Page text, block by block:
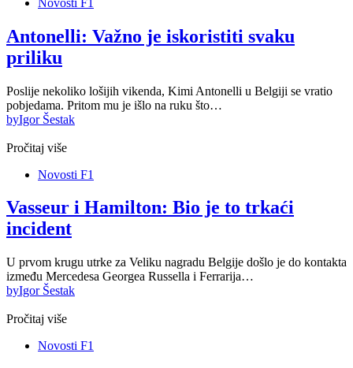
Antonelli: Važno je iskoristiti svaku
priliku
Poslije nekoliko lošijih vikenda, Kimi Antonelli u Belgiji se vratio
pobjedama. Pritom mu je išlo na ruku što…
byIgor Šestak
Pročitaj više
Novosti F1
Vasseur i Hamilton: Bio je to trkaći
incident
U prvom krugu utrke za Veliku nagradu Belgije došlo je do kontakta
između Mercedesa Georgea Russella i Ferrarija…
byIgor Šestak
Pročitaj više
Novosti F1